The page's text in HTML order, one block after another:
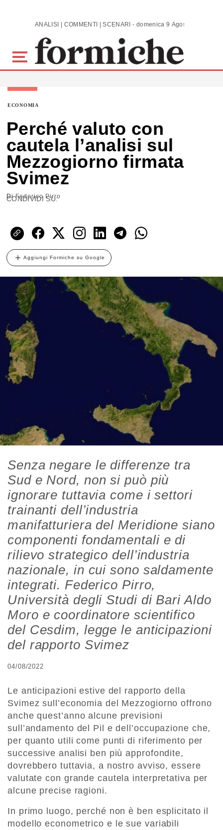
Skip to main content ANALISI | COMMENTI | SCENARI - domenica 9 Agosto 2026
ECONOMIA
Perché valuto con
cautela l’analisi sul
Mezzogiorno firmata
Svimez
DiFederico Pirro
CONDIVIDI SU:
Aggiungi Formiche su Google
Senza negare le differenze tra
Sud e Nord, non si può più
ignorare tuttavia come i settori
trainanti dell’industria
manifatturiera del Meridione siano
componenti fondamentali e di
rilievo strategico dell’industria
nazionale, in cui sono saldamente
integrati. Federico Pirro,
Università degli Studi di Bari Aldo
Moro e coordinatore scientifico
del Cesdim, legge le anticipazioni
del rapporto Svimez
04/08/2022
Le anticipazioni estive del rapporto della
Svimez sull’economia del Mezzogiorno offrono
anche quest’anno alcune previsioni
sull’andamento del Pil e dell’occupazione che,
per quanto utili come punti di riferimento per
successive analisi ben più approfondite,
dovrebbero tuttavia, a nostro avviso, essere
valutate con grande cautela interpretativa per
alcune precise ragioni.
In primo luogo, perché non è ben esplicitato il
modello econometrico e le sue variabili